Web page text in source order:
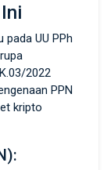
UU PPh
2022
PPN
kripto